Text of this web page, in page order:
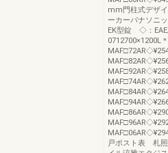
mm門柱式デザ
ーカーパナソ
EK型錠 ◇：
0712700×1200L＊
戸ポスト表 札